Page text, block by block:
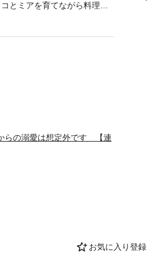
お気に入り登録
とミアを育てながら料理屋
巻き込まれそうな双子たち
らの溺愛は想定外です 【連